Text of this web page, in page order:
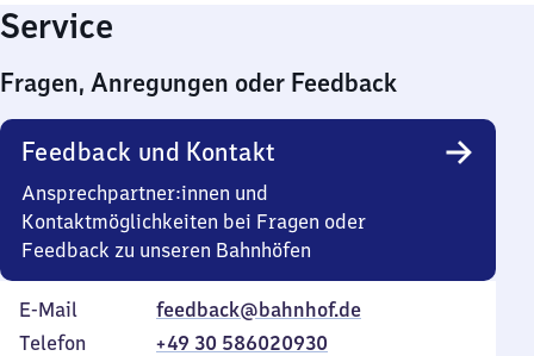
Service
Fragen, Anregungen oder Feedback
Feedback und Kontakt
Ansprechpartner:innen und
Kontaktmöglichkeiten bei Fragen oder
Feedback zu unseren Bahnhöfen
E-Mail
feedback@bahnhof.de
Telefon
+49 30 586020930